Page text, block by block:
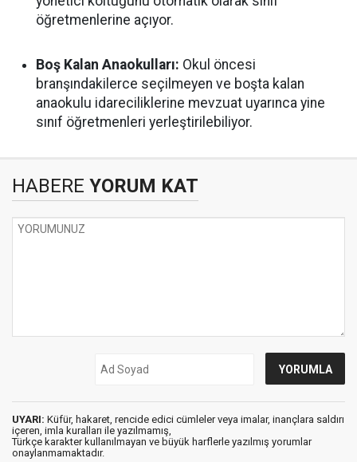
öğretmenlerine açıyor.
Boş Kalan Anaokulları: Okul öncesi
branşındakilerce seçilmeyen ve boşta kalan
anaokulu idareciliklerine mevzuat uyarınca yine
sınıf öğretmenleri yerleştirilebiliyor.
HABERE YORUM KAT
UYARI: Küfür, hakaret, rencide edici cümleler veya imalar, inançlara saldırı
içeren, imla kuralları ile yazılmamış,
Türkçe karakter kullanılmayan ve büyük harflerle yazılmış yorumlar
onaylanmamaktadır.